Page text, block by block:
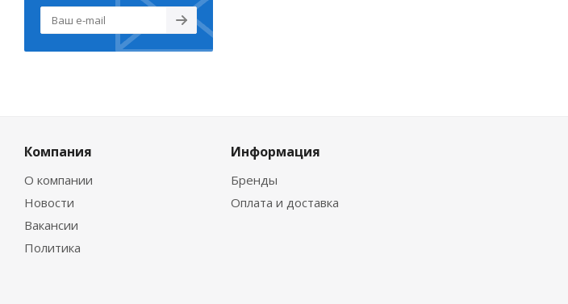
Компания
О компании
Новости
Вакансии
Политика
Информация
Бренды
Оплата и доставка